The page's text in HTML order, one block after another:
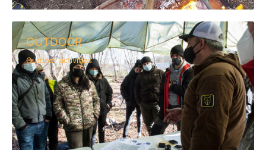
OUTDOOR
Outdoor activities